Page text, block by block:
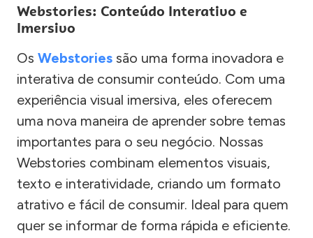
Webstories: Conteúdo Interativo e
Imersivo
Os Webstories são uma forma inovadora e
interativa de consumir conteúdo. Com uma
experiência visual imersiva, eles oferecem
uma nova maneira de aprender sobre temas
importantes para o seu negócio. Nossas
Webstories combinam elementos visuais,
texto e interatividade, criando um formato
atrativo e fácil de consumir. Ideal para quem
quer se informar de forma rápida e eficiente.